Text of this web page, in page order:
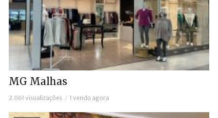
MG Malhas
2.061 visualizações 1 vendo agora